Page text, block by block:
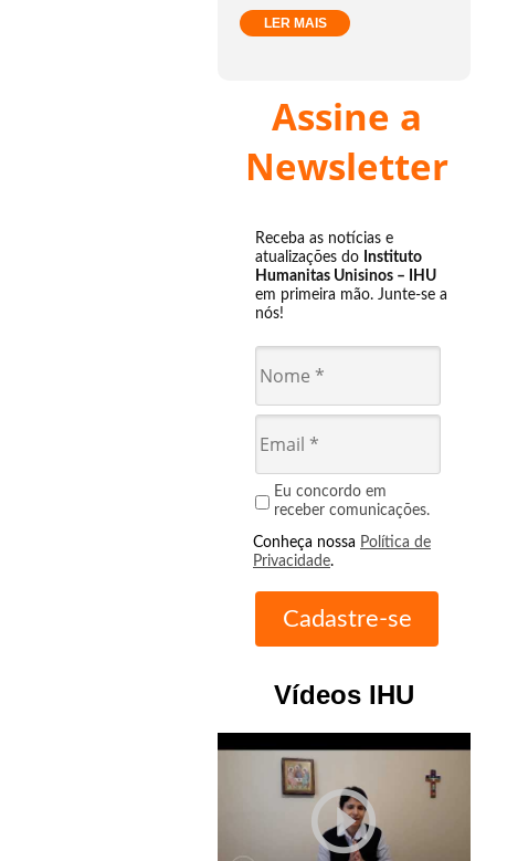
LER MAIS
Assine a
Newsletter
Receba as notícias e
atualizações do Instituto
Humanitas Unisinos – IHU
em primeira mão. Junte-se a
nós!
Eu concordo em
receber comunicações.
Conheça nossa Política de
Privacidade.
Vídeos IHU
play_circle_outline